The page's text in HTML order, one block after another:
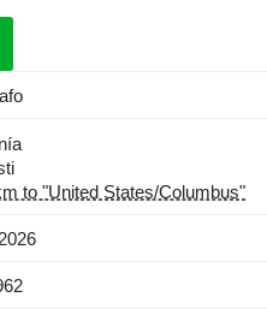
to "United States/Columbus"